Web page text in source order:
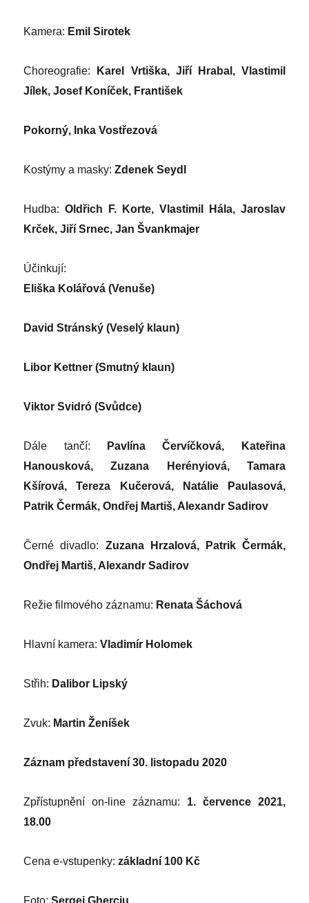
Kamera: Emil Sirotek
Choreografie:
Karel Vrtiška, Jiří Hrabal, Vlastimil
Jílek, Josef Koníček, František
Pokorný, Inka Vostřezová
Kostýmy a masky:Zdenek Seydl
Hudba:Oldřich F. Korte, Vlastimil Hála, Jaroslav
Krček, Jiří Srnec, Jan Švankmajer
Účinkují:
Eliška Kolářová (Venuše)
David Stránský (Veselý klaun)
Libor Kettner (Smutný klaun)
Viktor Svidró (Svůdce)
Dále tančí:
Pavlína Červíčková, Kateřina
Hanousková, Zuzana Herényiová, Tamara
Kšírová, Tereza Kučerová, Natálie Paulasová,
Patrik Čermák, Ondřej Martiš, Alexandr Sadirov
Černé divadlo: Zuzana Hrzalová, Patrik Čermák,
Ondřej Martiš, Alexandr Sadirov
Režie filmového záznamu: Renata Šáchová
Hlavní kamera:Vladimír Holomek
Střih: Dalibor Lipský
Zvuk: Martin Ženíšek
Záznam představení 30. listopadu 2020
Zpřístupnění on-line záznamu: 1. července 2021,
18.00
Cena e-vstupenky:základní 100 Kč
Foto: Sergej Gherciu